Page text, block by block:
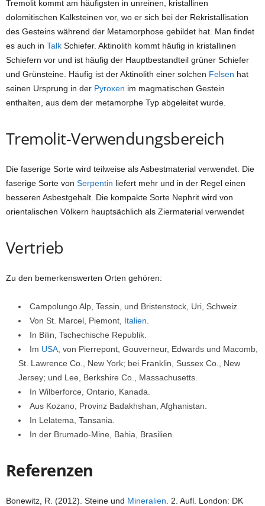
Tremolit kommt am häufigsten in unreinen, kristallinen
dolomitischen Kalksteinen vor, wo er sich bei der Rekristallisation
des Gesteins während der Metamorphose gebildet hat. Man findet
es auch in Talk Schiefer. Aktinolith kommt häufig in kristallinen
Schiefern vor und ist häufig der Hauptbestandteil grüner Schiefer
und Grünsteine. Häufig ist der Aktinolith einer solchen Felsen hat
seinen Ursprung in der Pyroxen im magmatischen Gestein
enthalten, aus dem der metamorphe Typ abgeleitet wurde.
Tremolit-Verwendungsbereich
Die faserige Sorte wird teilweise als Asbestmaterial verwendet. Die
faserige Sorte von Serpentin liefert mehr und in der Regel einen
besseren Asbestgehalt. Die kompakte Sorte Nephrit wird von
orientalischen Völkern hauptsächlich als Ziermaterial verwendet
Vertrieb
Zu den bemerkenswerten Orten gehören:
Campolungo Alp, Tessin, und Bristenstock, Uri, Schweiz.
Von St. Marcel, Piemont, Italien
In Bilin, Tschechische Republik.
Im USA , von Pierrepont, Gouverneur, Edwards und Macomb,
St. Lawrence Co., New York; bei Franklin, Sussex Co., New
Jersey; und Lee, Berkshire Co., Massachusetts.
In Wilberforce, Ontario, Kanada.
Aus Kozano, Provinz Badakhshan, Afghanistan.
In Lelatema, Tansania.
In der Brumado-Mine, Bahia, Brasilien.
Referenzen
Bonewitz, R. (2012). Steine ​​und Mineralien . 2. Aufl. London: DK